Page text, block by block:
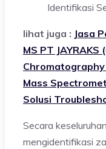
Identifikasi
lihat juga : Jasa
MS PT JAYRAKS
Mass
Solusi
Secara
mengidentifikasi